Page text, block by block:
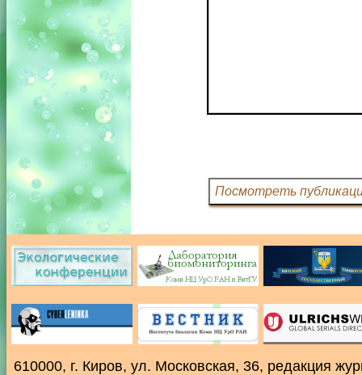
610000, г. Киров, ул. Московская, 36, редакция